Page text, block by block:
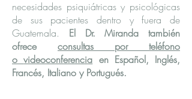
necesidades psiquiátricas y psicológicas
de sus pacientes dentro y fuera de
Guatemala. El Dr. Miranda también
ofrece consultas por teléfono
ovideoconferencia en Español, Inglés,
Francés, Italiano y Portugués.